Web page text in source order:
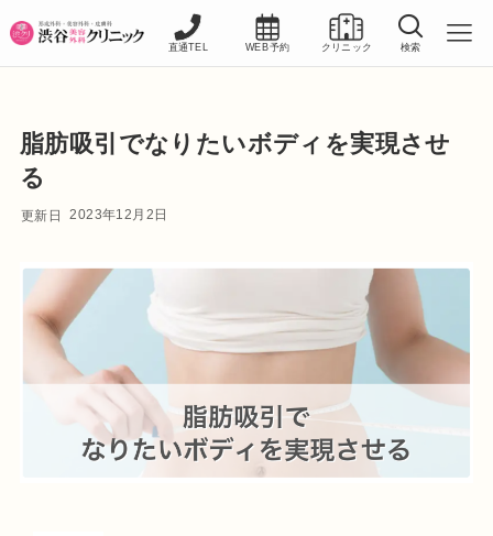
直通TEL WEB予約 クリニック 検索
脂肪吸引でなりたいボディを実現させ
る
2023年12月2日